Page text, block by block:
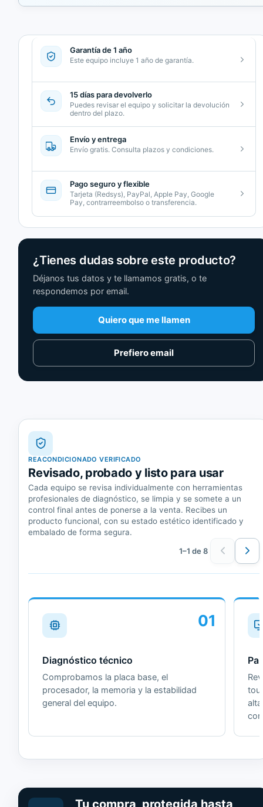
Garantía de 1 año
Este equipo incluye 1 año de garantía.
15 días para devolverlo
Puedes revisar el equipo y solicitar la devolución
dentro del plazo.
Envío y entrega
Envío gratis. Consulta plazos y condiciones.
Pago seguro y flexible
Tarjeta (Redsys), PayPal, Apple Pay, Google
Pay, contrarreembolso o transferencia.
¿Tienes dudas sobre este producto?
Déjanos tus datos y te llamamos gratis, o te
respondemos por email.
Quiero que me llamen
Prefiero email
REACONDICIONADO VERIFICADO
Revisado, probado y listo para usar
Cada equipo se revisa individualmente con herramientas
profesionales de diagnóstico, se limpia y se somete a un
control final antes de ponerse a la venta. Recibes un
producto funcional, con su estado estético identificado y
embalado de forma segura.
1–1 de 8
01
Diagnóstico técnico
Comprobamos la placa base, el
procesador, la memoria y la estabilidad
general del equipo.
Tu compra, protegida hasta